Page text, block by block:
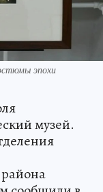
эпохи
музей.